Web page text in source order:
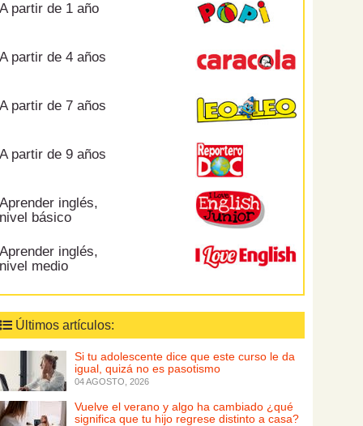
A partir de 1 año
A partir de 4 años
A partir de 7 años
A partir de 9 años
Aprender inglés,
nivel básico
Aprender inglés,
nivel medio
Últimos artículos:
Si tu adolescente dice que este curso le da
igual, quizá no es pasotismo
04 AGOSTO, 2026
Vuelve el verano y algo ha cambiado ¿qué
significa que tu hijo regrese distinto a casa?